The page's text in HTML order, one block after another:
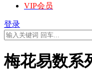
VIP会员
登录
梅花易数系